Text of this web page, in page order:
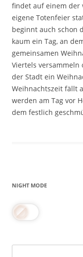
findet auf einem der
eigene Totenfeier
beginnt auch schon
kaum ein Tag, an
gemeinsamen
Viertels
der Stadt ein
Weihnachtszeit fällt
werden am Tag vor
dem festlich
NIGHT MODE